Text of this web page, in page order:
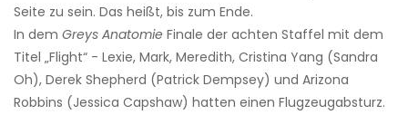
Seite zu sein. Das heißt, bis zum Ende.
In dem Greys Anatomie Finale der achten Staffel mit dem
Titel „Flight“ - Lexie, Mark, Meredith, Cristina Yang (Sandra
Oh), Derek Shepherd (Patrick Dempsey) und Arizona
Robbins (Jessica Capshaw) hatten einen Flugzeugabsturz.